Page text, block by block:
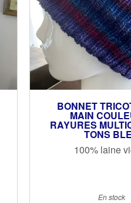
BONNET
MAIN
RAYURES
TONS
100% laine
En stock